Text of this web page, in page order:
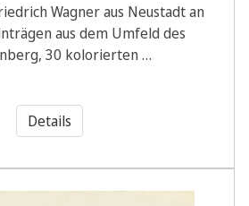
Wagner aus Neustadt an
aus dem Umfeld des
30 kolorierten …
Details